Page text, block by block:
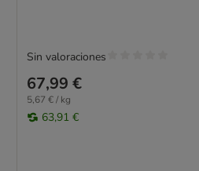
67,99 €
5,67 € / kg
63,91 €
Sin valoraciones